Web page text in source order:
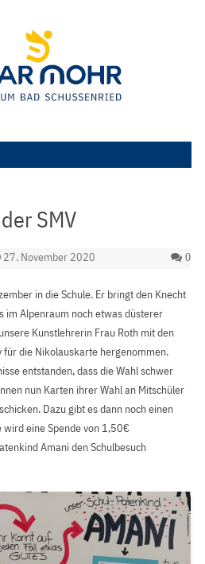
Zum Inhalt springen
SMV
27. November 2020 0
in die Schule. Er bringt den Knecht
im Alpenraum noch etwas düsterer
Kunstlehrerin Frau Roth mit den
für die Nikolauskarte hergenommen.
entstanden, dass die Wahl schwer
nun Karten ihrer Wahl an Mitschüler
Dazu gibt es dann noch einen
eine Spende von 1,50€
Amani den Schulbesuch